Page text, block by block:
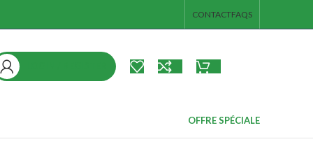
CONTACTFAQS
OFFRE SPÉCIALE
et de